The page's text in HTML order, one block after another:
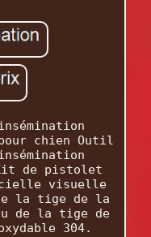
chien Outil
de pistolet
visuelle
la tige de la
de la tige de
304.